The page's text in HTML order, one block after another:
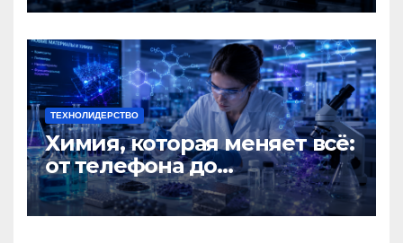
ТЕХНОЛИДЕРСТВО
Химия, которая меняет всё:
от телефона до
космического корабля